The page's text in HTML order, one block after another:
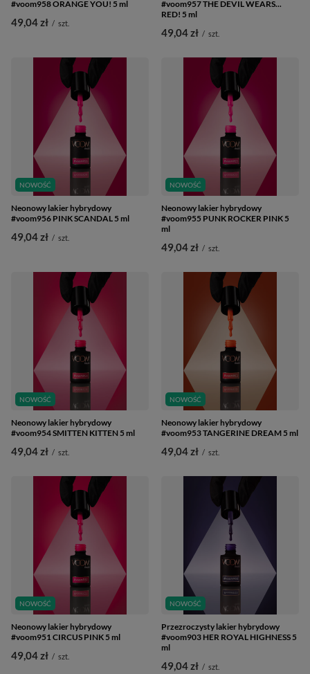
#voom958 ORANGE YOU! 5 ml
49,04 zł / szt.
#voom957 THE DEVIL WEARS...
RED! 5 ml
49,04 zł / szt.
NOWOŚĆ
Neonowy lakier hybrydowy
#voom956 PINK SCANDAL 5 ml
49,04 zł / szt.
NOWOŚĆ
Neonowy lakier hybrydowy
#voom955 PUNK ROCKER PINK 5
ml
49,04 zł / szt.
NOWOŚĆ
Neonowy lakier hybrydowy
#voom954 SMITTEN KITTEN 5 ml
49,04 zł / szt.
NOWOŚĆ
Neonowy lakier hybrydowy
#voom953 TANGERINE DREAM 5 ml
49,04 zł / szt.
NOWOŚĆ
Neonowy lakier hybrydowy
#voom951 CIRCUS PINK 5 ml
49,04 zł / szt.
NOWOŚĆ
Przezroczysty lakier hybrydowy
#voom903 HER ROYAL HIGHNESS 5
ml
49,04 zł / szt.